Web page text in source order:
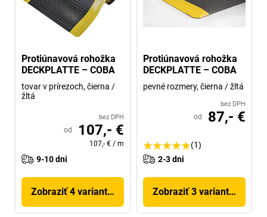
Protiúnavová rohožka
DECKPLATTE – COBA
tovar v prírezoch, čierna /
žltá
bez DPH
od 107,- €
107,- € / m
9-10 dni
Zobraziť 4 variantov
Protiúnavová rohožka
DECKPLATTE – COBA
pevné rozmery, čierna / žltá
bez DPH
od 87,- €
(1)
2-3 dni
Zobraziť 3 variantov